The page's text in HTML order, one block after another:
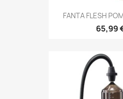
FANTA FLESH
65,99